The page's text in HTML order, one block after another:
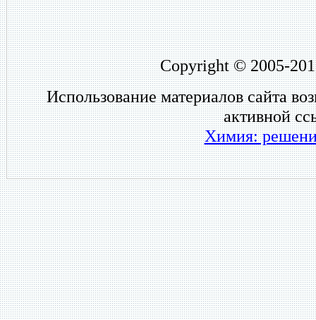
Copyright © 2005-
Использование материалов сайта
активной
Химия: